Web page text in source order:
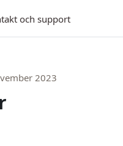
och support
2023